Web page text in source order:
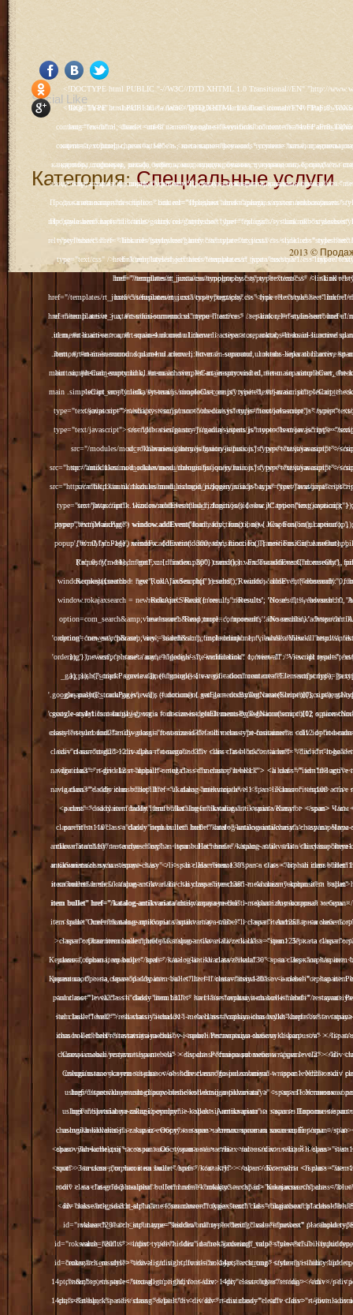
<!DOCTYPE html PUBLIC "-//W3C//DTD XHTML 1.0 Transitional//EN" "http://www.w3.org/TR/xhtml1/DTD/xhtml1-transitional.dtd"> <html xmlns="http://www.w3.org/1999/xhtml" xml:lang="ru-ru" lang="ru-ru" > <head> <meta name="google-site-verification" content="4vFPaFr8_T0N5uYcY4vh3M1DtIkbIJH6yDV7_NDqfJc" /> <base href="http://antik.1kzn.ru/" /> <meta http-equiv="content-type" content="text/html; charset=utf-8" /> <meta name="keywords" content="каталог антиквариат, часы продажа, старинные часы, напольные часы, настенные часы, каминные часы, мебель, старинные люстры, картины, торшеры, резьба, мебель, коллекционирование, чугунное литьё, предметы старины, реставрация, интерьер, модерн, классицизм, кресло, диван, мозаика, гарнитур, дуб, зеркало, светильник, канделябр, шифоньер, шкаф, буфет, комод, сундук, букинист, жирандоль, бронза" /> <meta name="rights" content="Продажа антиквариата http://antik.1kzn.ru" /> <meta name="author" content="Super User" /> <meta name="description" content="Продажа антиквариата, каталог антиквариата." /> <meta name="generator" content="Joomla! - Open Source Content Management" /> <title>Каталог антиквариата - Продажа антиквариата </title> <link rel="stylesheet" href="/plugins/system/rokbox/assets/styles/rokbox.css" type="text/css" /> <link rel="stylesheet" href="/libraries/gantry/css/grid-12.css" type="text/css" /> <link rel="stylesheet" href="/libraries/gantry/css/gantry.css" type="text/css" /> <link rel="stylesheet" href="/libraries/gantry/css/joomla.css" type="text/css" /> <link rel="stylesheet" href="/templates/rt_juxta/css/joomla.css" type="text/css" /> <link rel="stylesheet" href="/templates/rt_juxta/css/style1.css" type="text/css" /> <link rel="stylesheet" href="/templates/rt_juxta/css/demo-styles.css" type="text/css" /> <link rel="stylesheet" href="/templates/rt_juxta/css/template.css" type="text/css" /> <link rel="stylesheet" href="/templates/rt_juxta/css/template-firefox.css" type="text/css" /> <link rel="stylesheet" href="/templates/rt_juxta/css/typography.css" type="text/css" /> <link rel="stylesheet" href="/templates/rt_juxta/css/backgrounds.css" type="text/css" /> <link rel="stylesheet" href="/templates/rt_juxta/css/fusionmenu.css" type="text/css" /> <link rel="stylesheet" href="/modules/mod_roknewspager/themes/light/roknewspager.css" type="text/css" /> <style type="text/css"> #rt-main-surround ul.menu li.active > a, #rt-main-surround ul.menu li.active > .separator, #rt-main-surround ul.menu li.active > .item, #rt-main-surround .square4 ul.menu li:hover > a, #rt-main-surround .square4 ul.menu li:hover > .item, #rt-main-surround .square4 ul.menu li:hover > .separator, .roktabs-links ul li.active span, .menutop li:hover > .item, .menutop li.f-menuparent-itemfocus .item, .menutop li.active > .item {color:#660000;} a, .button, #rt-main-surround ul.menu a:hover, #rt-main-surround ul.menu .separator:hover, #rt-main-surround ul.menu .item:hover, .title1 .module-title .title, #rt-main .item_add:link, #rt-main .item_add:visited, #rt-main .simpleCart_empty:link, #rt-main .simpleCart_empty:visited, #rt-main .simpleCart_checkout:link, #rt-main .simpleCart_checkout:visited {color:#660000;} body #rt-logo {width:400px;height:200px;} </style> <script src="/media/system/js/mootools-core.js" type="text/javascript"></script> <script src="/media/system/js/core.js" type="text/javascript"></script> <script src="/media/system/
<!DOCTYPE html PUBLIC "-//W3C//DTD XHTML 1.0 Transitional//EN" "http://www.w3.org/TR/xhtml1/DTD/xhtml1-transitional.dtd"> <html xmlns="http://www.w3.org/1999/xhtml" xml:lang="ru-ru" lang="ru-ru" > <head> <meta name="google-site-verification" content="4vFPaFr8_T0N5uYcY4vh3M1DtIkbIJH6yDV7_NDqfJc" /> <base href="http://antik.1kzn.ru/" /> <meta http-equiv="content-type" content="text/html; charset=utf-8" /> <meta name="keywords" content="каталог антиквариат, часы продажа, старинные часы, напольные часы, настенные часы, каминные часы, мебель, старинные люстры, картины, торшеры, резьба, мебель, коллекционирование, чугунное литьё, предметы старины, реставрация, интерьер, модерн, классицизм, кресло, диван, мозаика, гарнитур, дуб, зеркало, светильник, канделябр, шифоньер, шкаф, буфет, комод, сундук, букинист, жирандоль, бронза" /> <meta name="rights" content="Продажа антиквариата http://antik.1kzn.ru" /> <meta name="author" content="Super User" /> <meta name="description" content="Продажа антиквариата, каталог антиквариата." /> <meta name="generator" content="Joomla! - Open Source Content Management" /> <title>Каталог антиквариата - Продажа антиквариата </title> <link rel="stylesheet" href="/plugins/system/rokbox/assets/styles/rokbox.css" type="text/css" /> <link rel="stylesheet" href="/libraries/gantry/css/grid-12.css" type="text/css" /> <link rel="stylesheet" href="/libraries/gantry/css/gantry.css" type="text/css" /> <link rel="stylesheet" href="/libraries/gantry/css/joomla.css" type="text/css" /> <link rel="stylesheet" href="/templates/rt_juxta/css/joomla.css" type="text/css" /> <link rel="stylesheet" href="/templates/rt_juxta/css/style1.css" type="text/css" /> <link rel="stylesheet" href="/templates/rt_juxta/css/demo-styles.css" type="text/css" /> <link rel="stylesheet" href="/templates/rt_juxta/css/template.css" type="text/css" /> <link rel="stylesheet" href="/templates/rt_juxta/css/template-firefox.css" type="text/css" /> <link rel="stylesheet" href="/templates/rt_juxta/css/typography.css" type="text/css" /> <link rel="stylesheet" href="/templates/rt_juxta/css/backgrounds.css" type="text/css" /> <link rel="stylesheet" href="/templates/rt_juxta/css/fusionmenu.css" type="text/css" /> <link rel="stylesheet" href="/modules/mod_roknewspager/themes/light/roknewspager.css" type="text/css" /> <style type="text/css"> #rt-main-surround ul.menu li.active > a, #rt-main-surround ul.menu li.active > .separator, #rt-main-surround ul.menu li.active > .item, #rt-main-surround .square4 ul.menu li:hover > a, #rt-main-surround .square4 ul.menu li:hover > .item, #rt-main-surround .square4 ul.menu li:hover > .separator, .roktabs-links ul li.active span, .menutop li:hover > .item, .menutop li.f-menuparent-itemfocus .item, .menutop li.active > .item {color:#660000;} a, .button, #rt-main-surround ul.menu a:hover, #rt-main-surround ul.menu .separator:hover, #rt-main-surround ul.menu .item:hover, .title1 .module-title .title, #rt-main .item_add:link, #rt-main .item_add:visited, #rt-main .simpleCart_empty:link, #rt-main .simpleCart_empty:visited, #rt-main .simpleCart_checkout:link, #rt-main .simpleCart_checkout:visited {color:#660000;} body #rt-logo {width:400px;height:200px;} </style> <script src="/media/system/js/mootools-core.js" type="text/javascript"></script> <script src="/media/system/js/core.js" type="text/javascript"></script> <script src="/media/system/
Social Like
Категория:Специальные услуги
2013 ©